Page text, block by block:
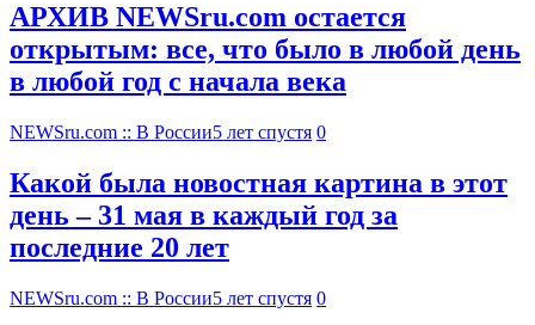
АРХИВ NEWSru.com остается
открытым: все, что было в любой день
в любой год с начала века
NEWSru.com :: В России5 лет спустя 0
Какой была новостная картина в этот
день – 31 мая в каждый год за
последние 20 лет
NEWSru.com :: В России5 лет спустя 0